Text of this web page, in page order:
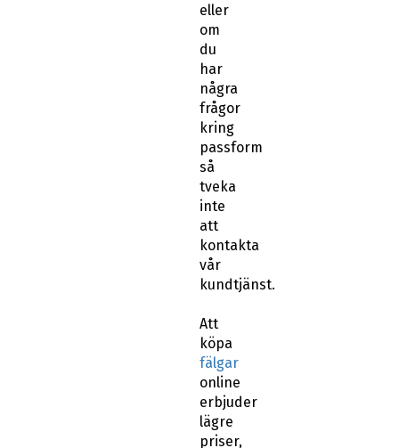
eller
om
du
har
några
frågor
kring
passform
så
tveka
inte
att
kontakta
vår
kundtjänst.
Att
köpa
fälgar
online
erbjuder
lägre
priser,